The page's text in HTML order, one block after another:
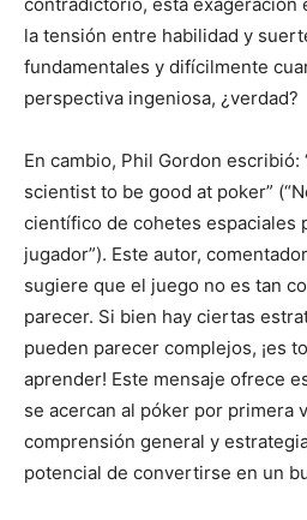
contradictorio, esta exageración
la tensión entre habilidad y
fundamentales y difícilmente
perspectiva ingeniosa, ¿verdad?
En cambio, Phil Gordon escribió:
scientist to be good at poker”
científico de cohetes espaciales
jugador”). Este autor,
sugiere que el juego no es tan
parecer. Si bien hay ciertas
pueden parecer complejos, ¡es
aprender! Este mensaje ofrece
se acercan al póker por primera
comprensión general y
potencial de convertirse en un